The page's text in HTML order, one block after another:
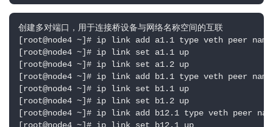
创建多对端口，用于连接桥设备与网络名称空间的互联
[root@node4 ~]# ip link add a1.1 type veth peer
[root@node4 ~]# ip link set a1.1 up
[root@node4 ~]# ip link set a1.2 up
[root@node4 ~]# ip link add b1.1 type veth peer
[root@node4 ~]# ip link set b1.1 up
[root@node4 ~]# ip link set b1.2 up
[root@node4 ~]# ip link add b12.1 type veth peer